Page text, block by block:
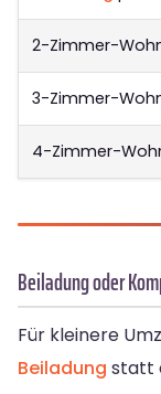
2-Zimmer-
3-Zimmer-
4-Zimmer-
Beiladung oder
Für kleinere
Beiladung statt